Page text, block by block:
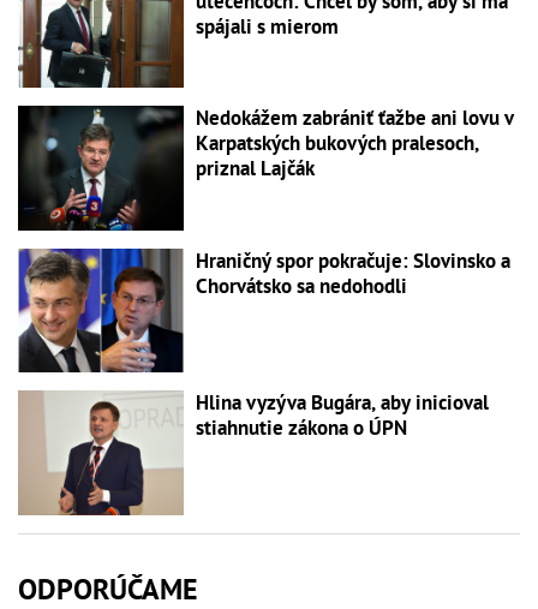
spájali s mierom
Nedokážem zabrániť ťažbe ani lovu v
Karpatských bukových pralesoch,
priznal Lajčák
Hraničný spor pokračuje: Slovinsko a
Chorvátsko sa nedohodli
Hlina vyzýva Bugára, aby inicioval
stiahnutie zákona o ÚPN
ODPORÚČAME